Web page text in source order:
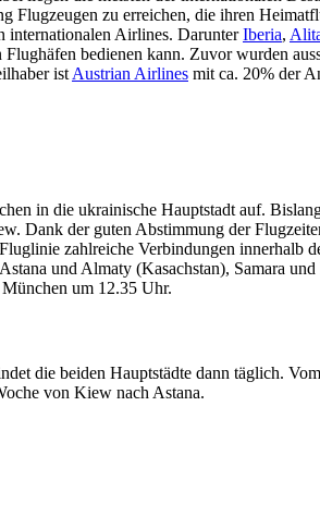
Flugzeugen zu erreichen, die ihren
internationalen Airlines. DarunterIberia,
bedienen kann. Zuvor wurden
ist Austrian Airlines mit ca. 20% der
in die ukrainische Hauptstadt auf.
Dank der guten Abstimmung der
zahlreiche Verbindungen innerhalb
und Almaty (Kasachstan), Samara
um 12.35 Uhr.
die beiden Hauptstädte dann täglich.
von Kiew nach Astana.